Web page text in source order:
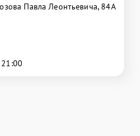
Павла Леонтьевича, 84А